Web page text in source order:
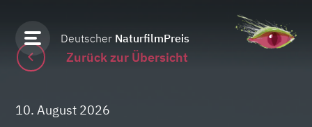
Deutscher NaturfilmPreis
Zurück zur Übersicht
10. August 2026